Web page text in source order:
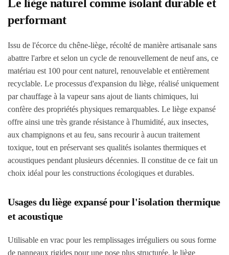
Le liège naturel comme isolant durable et
performant
Issu de l'écorce du chêne-liège, récolté de manière artisanale sans
abattre l'arbre et selon un cycle de renouvellement de neuf ans, ce
matériau est 100 pour cent naturel, renouvelable et entièrement
recyclable. Le processus d'expansion du liège, réalisé uniquement
par chauffage à la vapeur sans ajout de liants chimiques, lui
confère des propriétés physiques remarquables. Le liège expansé
offre ainsi une très grande résistance à l'humidité, aux insectes,
aux champignons et au feu, sans recourir à aucun traitement
toxique, tout en préservant ses qualités isolantes thermiques et
acoustiques pendant plusieurs décennies. Il constitue de ce fait un
choix idéal pour les constructions écologiques et durables.
Usages du liège expansé pour l'isolation thermique
et acoustique
Utilisable en vrac pour les remplissages irréguliers ou sous forme
de panneaux rigides pour une pose plus structurée, le liège